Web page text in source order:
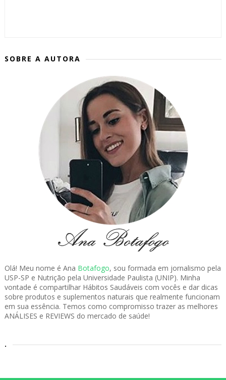
SOBRE A AUTORA
Olá! Meu nome é Ana Botafogo, sou formada em jornalismo pela
USP-SP e Nutrição pela Universidade Paulista (UNIP). Minha
vontade é compartilhar Hábitos Saudáveis com vocês e dar dicas
sobre produtos e suplementos naturais que realmente funcionam
em sua essência. Temos como compromisso trazer as melhores
ANÁLISES e REVIEWS do mercado de saúde!
.